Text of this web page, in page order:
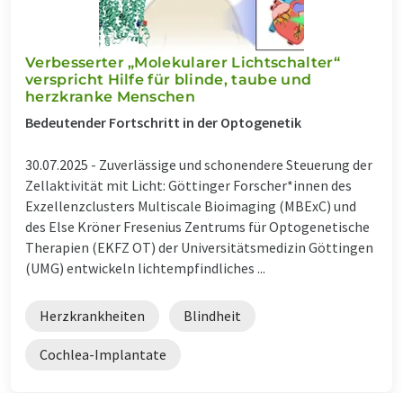
Verbesserter „Molekularer Lichtschalter“
verspricht Hilfe für blinde, taube und
herzkranke Menschen
Bedeutender Fortschritt in der Optogenetik
30.07.2025 - Zuverlässige und schonendere Steuerung der
Zellaktivität mit Licht: Göttinger Forscher*innen des
Exzellenzclusters Multiscale Bioimaging (MBExC) und
des Else Kröner Fresenius Zentrums für Optogenetische
Therapien (EKFZ OT) der Universitätsmedizin Göttingen
(UMG) entwickeln lichtempfindliches ...
Herzkrankheiten Blindheit
Cochlea-Implantate